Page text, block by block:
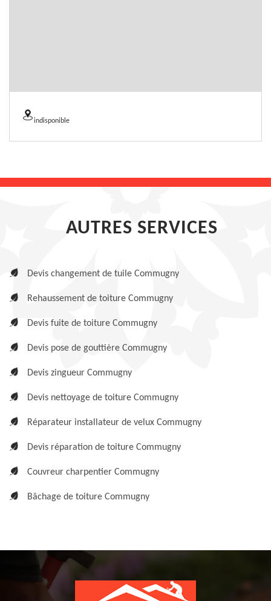
indisponible
AUTRES SERVICES
Devis changement de tuile Commugny
Rehaussement de toiture Commugny
Devis fuite de toiture Commugny
Devis pose de gouttière Commugny
Devis zingueur Commugny
Devis nettoyage de toiture Commugny
Réparateur installateur de velux Commugny
Devis réparation de toiture Commugny
Couvreur charpentier Commugny
Bâchage de toiture Commugny